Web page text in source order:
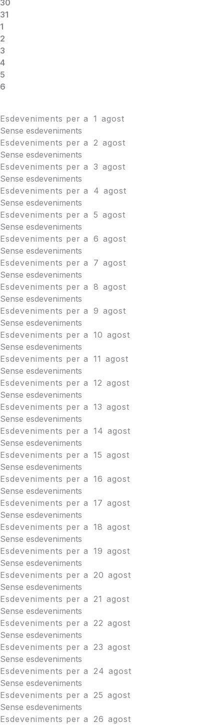
30
31
1
2
3
4
5
6
Esdeveniments per a 1 agost
Sense esdeveniments
Esdeveniments per a
2 agost
Sense esdeveniments
Esdeveniments per a 3 agost
Sense esdeveniments
Esdeveniments per a
4 agost
Sense esdeveniments
Esdeveniments per a 5 agost
Sense esdeveniments
Esdeveniments per a 6 agost
Sense esdeveniments
Esdeveniments per a
7 agost
Sense esdeveniments
Esdeveniments per a 8 agost
Sense esdeveniments
Esdeveniments per a 9 agost
Sense esdeveniments
Esdeveniments per a 10 agost
Sense esdeveniments
Esdeveniments per a 11 agost
Sense esdeveniments
Esdeveniments per a 12 agost
Sense esdeveniments
Esdeveniments per a 13 agost
Sense esdeveniments
Esdeveniments per a 14 agost
Sense esdeveniments
Esdeveniments per a 15 agost
Sense esdeveniments
Esdeveniments per a 16 agost
Sense esdeveniments
Esdeveniments per a 17 agost
Sense esdeveniments
Esdeveniments per a 18 agost
Sense esdeveniments
Esdeveniments per a 19 agost
Sense esdeveniments
Esdeveniments per a
20 agost
Sense esdeveniments
Esdeveniments per a
21 agost
Sense esdeveniments
Esdeveniments per a
22 agost
Sense esdeveniments
Esdeveniments per a
23 agost
Sense esdeveniments
Esdeveniments per a
24 agost
Sense esdeveniments
Esdeveniments per a
25 agost
Sense esdeveniments
Esdeveniments per a
26 agost